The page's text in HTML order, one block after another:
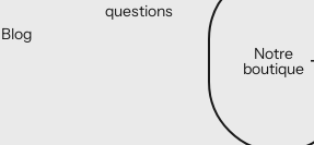
Blog
questions
Notre
boutique